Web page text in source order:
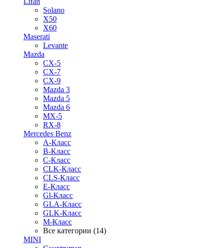
Solano
X50
X60
Maserati
Levante
Mazda
CX-5
CX-7
CX-9
Mazda 3
Mazda 5
Mazda 6
MX-5
RX-8
Mercedes Benz
A-Класс
B-Класс
C-Класс
CLK-Класс
CLS-Класс
E-Класс
Gl-Класс
GLA-Класс
GLK-Класс
M-Класс
Все категории (14)
MINI